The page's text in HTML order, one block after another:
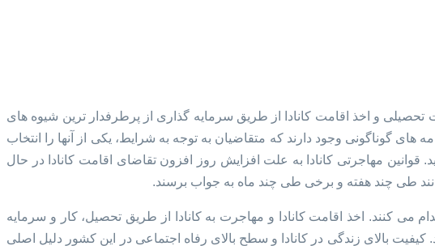
و اخذ اقامت کانادا از طریق سرمایه گذاری از پرطرفدار ترین شیوه های
های گوناگونی وجود دارند که متقاضیان به توجه به شرایط، یکی از آنها را انتخاب
قوانین مهاجرتی کانادا به علت افزایش روز افزون تقاضای اقامت کانادا در حال
طی چند هفته و برخی طی چند ماه به جواب برسند.
کنند. اخذ اقامت کانادا و مهاجرت به کانادا از طریق تحصیل، کار و سرمایه
بالای زندگی در کانادا و سطح بالای رفاه اجتماعی در این کشور دلیل اصلی